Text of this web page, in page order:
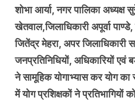
शोभा आर्या, नगर पालिका अध्यक्ष
खेतवाल,जिलाधिकारी अपूर्वा
जितेंद्र मेहरा, अपर जिलाधिकारी
जनप्रतिनिधियों, अधिकारियों एवं
ने सामूहिक योगाभ्यास कर योग का
में योग प्रशिक्षकों ने प्रतिभागियों